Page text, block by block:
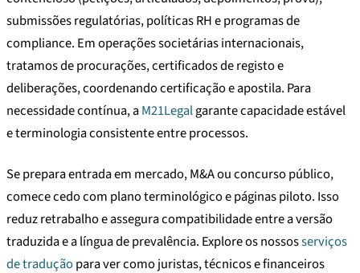
submissões regulatórias, políticas RH e programas de
compliance. Em operações societárias internacionais,
tratamos de procurações, certificados de registo e
deliberações, coordenando certificação e apostila. Para
necessidade contínua, aM21Legalgarante capacidade estável
e terminologia consistente entre processos.
Se prepara entrada em mercado, M&A ou concurso público,
comece cedo com plano terminológico e páginas piloto. Isso
reduz retrabalho e assegura compatibilidade entre a versão
traduzida e a língua de prevalência. Explore os nossosserviços
de traduçãopara ver como juristas, técnicos e financeiros